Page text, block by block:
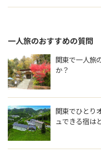
一人旅のおすすめの質問
関東で一人旅
か？
関東でひとり
ュできる宿は